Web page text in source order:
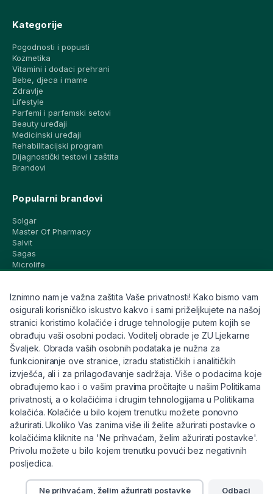
Kategorije
Pogodnosti i popusti
Kozmetika
Vitamini i dodaci prehrani
Bebe, djeca i mame
Zdravlje
Lifestyle
Parfemi i parfemski setovi
Beauty uređaji
Medicinski uređaji
Rehabilitacijski program
Dijagnostički testovi i zaštita
Brandovi
Popularni brandovi
Solgar
Master Of Pharmacy
Salvit
Sagas
Microlife
CeraVe
Eucerin
Avene
Bioderma
Svi brandovi
Info
Trebate pomoć ili imate pitanja?
+385 91 6191 901
info@eljekarna24.hr
Iznimno nam je važna zaštita Vaše privatnosti! Kako bismo vam
osigurali korisničko iskustvo kakvo i sami priželjkujete na našoj
stranici koristimo kolačiće i druge tehnologije putem kojih se
obrađuju vaši osobni podaci. Voditelj obrade je ZU Ljekarne
Švaljek. Obrada vaših osobnih podataka je nužna za
funkcioniranje ove stranice, izradu statističkih i analitičkih
izvješća, ali i za prilagođavanje sadržaja. Više o podacima koje
obrađujemo kao i o vašim pravima pročitajte u našim Politikama
privatnosti, a o kolačićima i drugim tehnologijama u Politikama
kolačića. Kolačiće u bilo kojem trenutku možete ponovno
ažurirati. Ukoliko Vas zanima više ili želite ažurirati postavke o
kolačićima kliknite na 'Ne prihvaćam, želim ažurirati postavke'.
Privolu možete u bilo kojem trenutku povući bez negativnih
posljedica.
Ne prihvaćam, želim ažurirati postavke Odbaci